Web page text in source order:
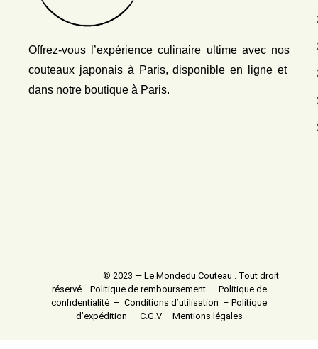
Offrez-vous l’expérience culinaire ultime avec nos
couteaux japonais à Paris, disponible en ligne et
dans notre boutique à Paris.
© 2023 — Le Mondedu Couteau . Tout droit
réservé –Politique de remboursement – Politique de
confidentialité – Conditions d’utilisation – Politique
d’expédition – C.G.V– Mentions légales